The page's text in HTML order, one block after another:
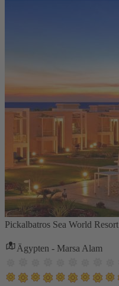
Pickalbatros Sea World Resort
Ägypten - Marsa Alam